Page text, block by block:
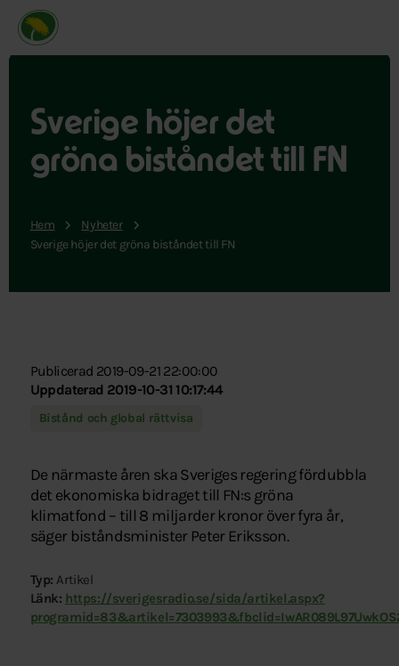
Miljöpartiet de gröna, startsida
Sverige höjer det
gröna biståndet till FN
Hem
Nyheter
Sverige höjer det gröna biståndet till FN
Publicerad 2019-09-21 22:00:00
Uppdaterad 2019-10-31 10:17:44
Bistånd och global rättvisa
De närmaste åren ska Sveriges regering fördubbla
det ekonomiska bidraget till FN:s gröna
klimatfond – till 8 miljarder kronor över fyra år,
säger biståndsminister Peter Eriksson.
Typ: Artikel
Länk: https://sverigesradio.se/sida/artikel.aspx?